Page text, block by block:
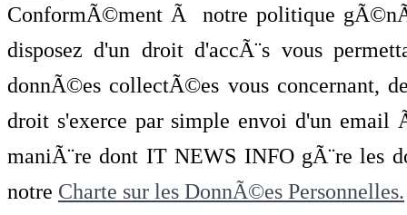
ConformÃ©ment Ã notre politique
disposez d'un droit d'accÃ¨s vous
donnÃ©es collectÃ©es vous concernant,
droit s'exerce par simple envoi d'un
maniÃ¨re dont IT NEWS INFO gÃ¨re les
notre Charte sur les DonnÃ©es Personnelles.